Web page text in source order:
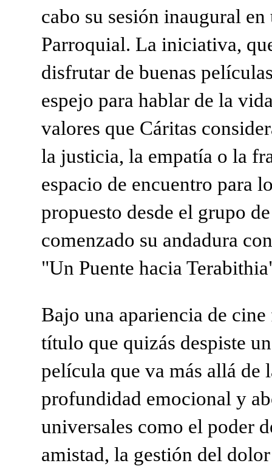
cabo su sesión inaugural
Parroquial. La iniciativa,
disfrutar de buenas
espejo para hablar de la
valores que Cáritas
la justicia, la empatía o la
espacio de encuentro para
propuesto desde el grupo
comenzado su andadura
"Un Puente hacia
Bajo una apariencia de
título que quizás despiste
película que va más allá de
profundidad emocional y
universales como el poder
amistad, la gestión del